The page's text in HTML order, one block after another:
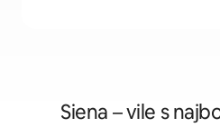
Siena – vile s